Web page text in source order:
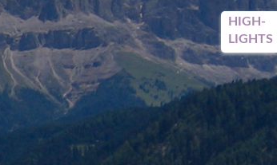
HIGH-
LIGHTS